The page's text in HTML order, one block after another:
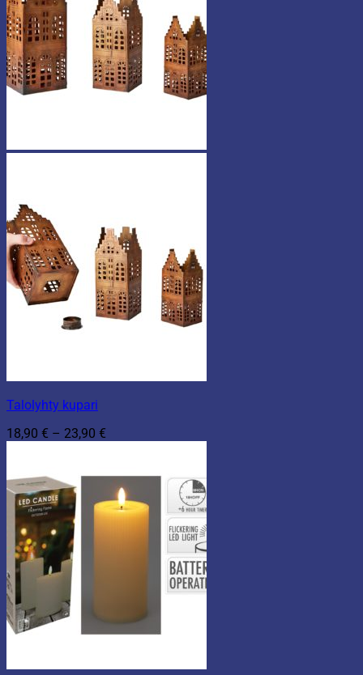
Talolyhty kupari
18,90 € – 23,90 €
23,90 €